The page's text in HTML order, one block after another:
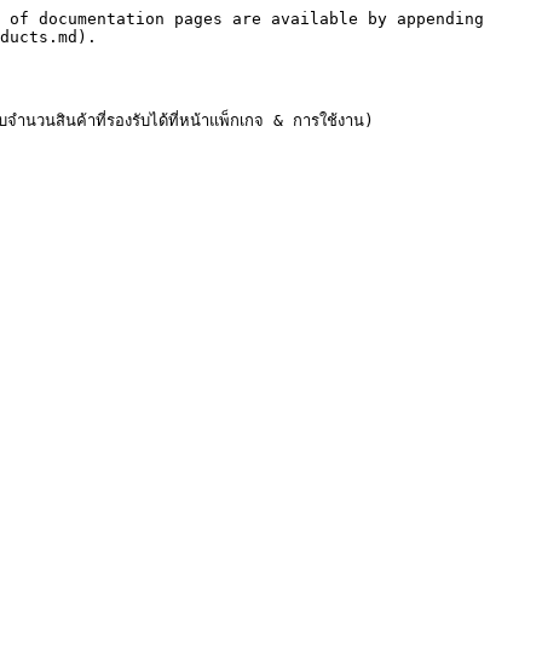
pages are available by appending
ำนวนสินค้าที่รองรับได้ที่หน้าแพ็กเกจ & การใช้งาน)